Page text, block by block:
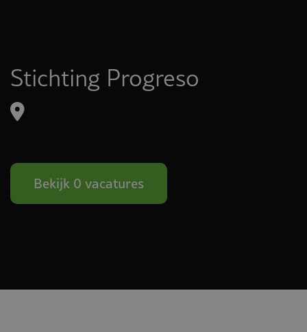
Stichting Progreso
Bekijk 0 vacatures